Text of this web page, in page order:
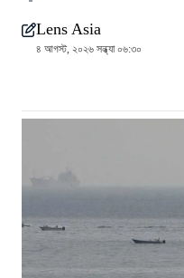
Lens Asia
৪ আগস্ট, ২০২৬ সন্ধ্যা ০৬:৩০